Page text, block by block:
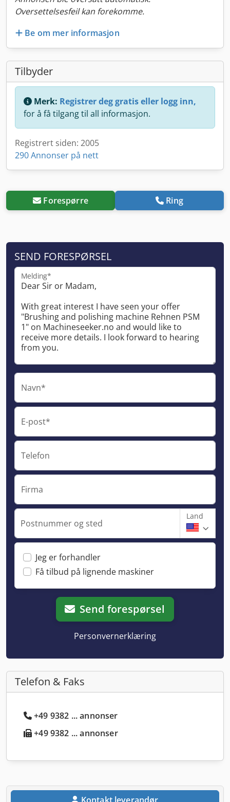
Oversettelsesfeil kan forekomme.
Be om mer informasjon
Tilbyder
Merk: Registrer deg gratis eller logg inn,
for å få tilgang til all informasjon.
Registrert siden: 2005
290 Annonser på nett
Forespørre Ring
SEND FORESPØRSEL
Melding*
Navn*
E-post*
Telefon
Firma
Postnummer og sted
Land
Jeg er forhandler
Få tilbud på lignende maskiner
Send forespørsel
Personvernerklæring
Telefon & Faks
+49 9382 ... annonser
+49 9382 ... annonser